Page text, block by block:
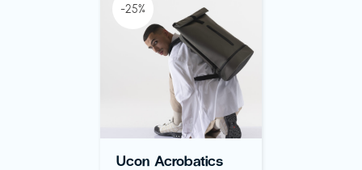
-25%
Ucon Acrobatics